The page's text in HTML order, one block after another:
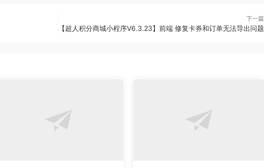
下一篇
【超人积分商城小程序V6.3.23】前端 修复卡券和订单无法导出问题